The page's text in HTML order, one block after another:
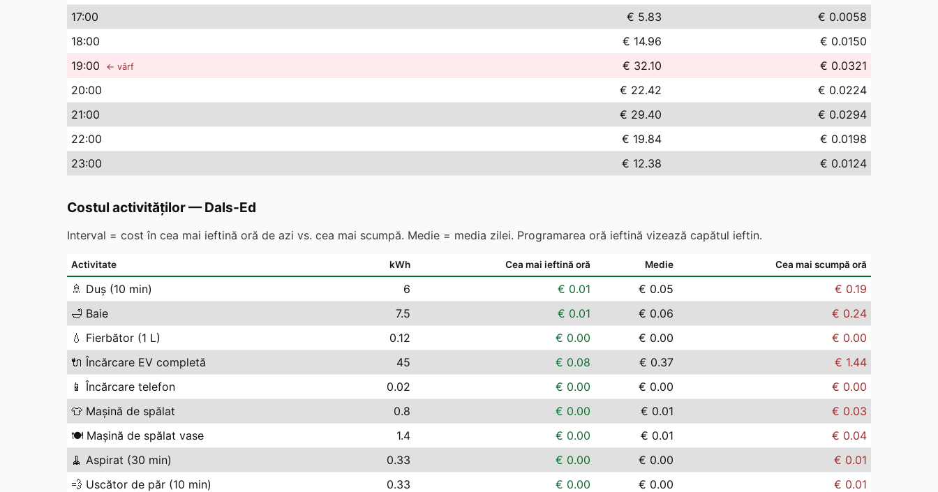
17:00 € 5.83
€ 0.0058
18:00 € 14.96
€ 0.0150
19:00 ← vârf € 32.10
€ 0.0321
20:00 € 22.42
€ 0.0224
21:00 € 29.40
€ 0.0294
22:00 € 19.84
€ 0.0198
23:00 € 12.38 € 0.0124
Costul activităților—Dals-Ed
Interval = cost în cea mai ieftină oră de azi vs. cea mai scumpă. Medie = media zilei. Programarea oră ieftină vizează capătul ieftin.
Activitate kWh Cea mai ieftină oră Medie Cea mai scumpă oră
🚿 Duș (10 min) 6 € 0.01 € 0.05
€ 0.19
🛁 Baie 7.5 € 0.01 € 0.06
€ 0.24
💧 Fierbător (1 L) 0.12 € 0.00 € 0.00
€ 0.00
🔌 Încărcare EV completă 45 € 0.08 € 0.37
€ 1.44
📱 Încărcare telefon 0.02 € 0.00 € 0.00
€ 0.00
👕 Mașină de spălat 0.8 € 0.00 € 0.01
€ 0.03
🍽️ Mașină de spălat vase 1.4 € 0.00 € 0.01
€ 0.04
🧹 Aspirat (30 min) 0.33 € 0.00 € 0.00
€ 0.01
💨 Uscător de păr (10 min) 0.33 € 0.00 € 0.00
€ 0.01